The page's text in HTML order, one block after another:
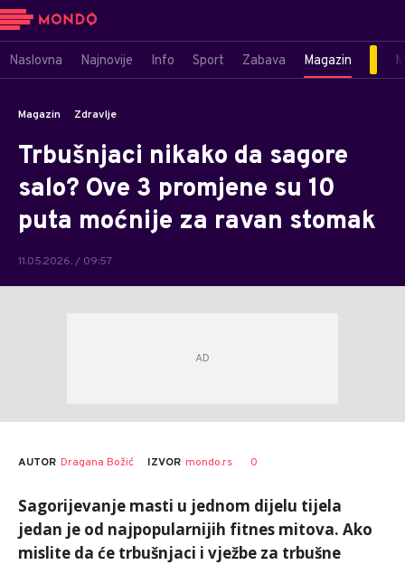
Naslovna Najnovije Info Sport Zabava Magazin
Magazin Zdravlje
Trbušnjaci nikako da sagore
salo? Ove 3 promjene su 10
puta moćnije za ravan stomak
11.05.2026. / 09:57
AUTOR Dragana Božić IZVOR mondo.rs 0
Sagorijevanje masti u jednom dijelu tijela
jedan je od najpopularnijih fitnes mitova. Ako
mislite da će trbušnjaci i vježbe za trbušne